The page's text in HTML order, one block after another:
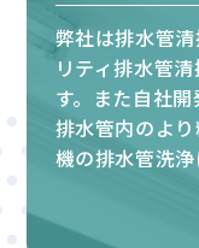
弊社は排水管
リティ排水管
す。また自社
排水管内のよ
機の排水管洗浄